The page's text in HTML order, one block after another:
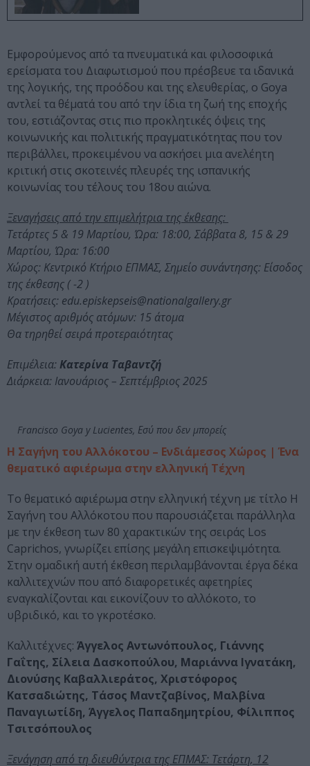
Εμφορούμενος από τα πνευματικά και φιλοσοφικά
ερείσματα του Διαφωτισμού που πρέσβευε τα ιδανικά
της λογικής, της προόδου και της ελευθερίας, ο Goya
αντλεί τα θέματά του από την ίδια τη ζωή της εποχής
του, εστιάζοντας στις πιο προκλητικές όψεις της
κοινωνικής και πολιτικής πραγματικότητας που τον
περιβάλλει, προκειμένου να ασκήσει μια ανελέητη
κριτική στις σκοτεινές πλευρές της ισπανικής
κοινωνίας του τέλους του 18ου αιώνα.
Ξεναγήσεις από την επιμελήτρια της έκθεσης:
Τετάρτες 5 & 19 Μαρτίου, Ώρα: 18:00, Σάββατα 8, 15 & 29
Μαρτίου, Ώρα: 16:00
Χώρος: Κεντρικό Κτήριο ΕΠΜΑΣ, Σημείο συνάντησης: Είσοδος
της έκθεσης ( -2 )
Κρατήσεις: edu.episkepseis@nationalgallery.gr
Μέγιστος αριθμός ατόμων: 15 άτομα
Θα τηρηθεί σειρά προτεραιότητας
Επιμέλεια: Κατερίνα Ταβαντζή
Διάρκεια: Ιανουάριος – Σεπτέμβριος 2025
Francisco Goya y Lucientes, Εσύ που δεν μπορείς
Η Σαγήνη του Αλλόκοτου – Ενδιάμεσος Χώρος | Ένα
θεματικό αφιέρωμα στην ελληνική Τέχνη
Το θεματικό αφιέρωμα στην ελληνική τέχνη με τίτλο Η
Σαγήνη του Αλλόκοτου που παρουσιάζεται παράλληλα
με την έκθεση των 80 χαρακτικών της σειράς Los
Caprichos, γνωρίζει επίσης μεγάλη επισκεψιμότητα.
Στην ομαδική αυτή έκθεση περιλαμβάνονται έργα δέκα
καλλιτεχνών που από διαφορετικές αφετηρίες
εναγκαλίζονται και εικονίζουν το αλλόκοτο, το
υβριδικό, και το γκροτέσκο.
Καλλιτέχνες: Άγγελος Αντωνόπουλος, Γιάννης
Γαΐτης, Σίλεια Δασκοπούλου, Μαριάννα Ιγνατάκη,
Διονύσης Καβαλλιεράτος, Χριστόφορος
Κατσαδιώτης, Τάσος Μαντζαβίνος, Μαλβίνα
Παναγιωτίδη, Άγγελος Παπαδημητρίου, Φίλιππος
Τσιτσόπουλος
Ξενάγηση από τη διευθύντρια της ΕΠΜΑΣ: Τετάρτη, 12